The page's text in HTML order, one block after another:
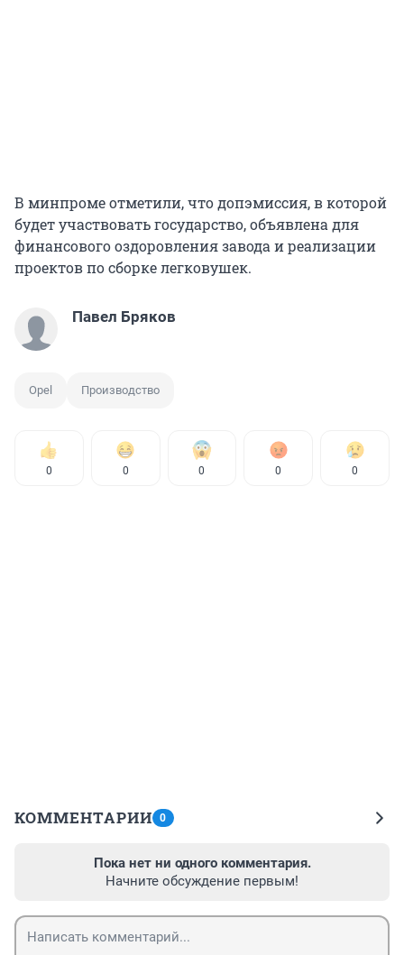
В минпроме отметили, что допэмиссия, в которой
будет участвовать государство, объявлена для
финансового оздоровления завода и реализации
проектов по сборке легковушек.
Павел Бряков
Opel Производство
0 0 0 0 0
КОММЕНТАРИИ 0
Пока нет ни одного комментария.
Начните обсуждение первым!